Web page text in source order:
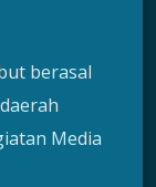
berasal
Media